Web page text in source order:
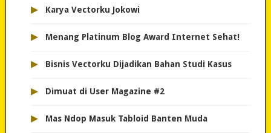
▸ Karya Vectorku Jokowi
▸ Menang Platinum Blog Award Internet Sehat!
▸ Bisnis Vectorku Dijadikan Bahan Studi Kasus
▸ Dimuat di User Magazine #2
▸ Mas Ndop Masuk Tabloid Banten Muda